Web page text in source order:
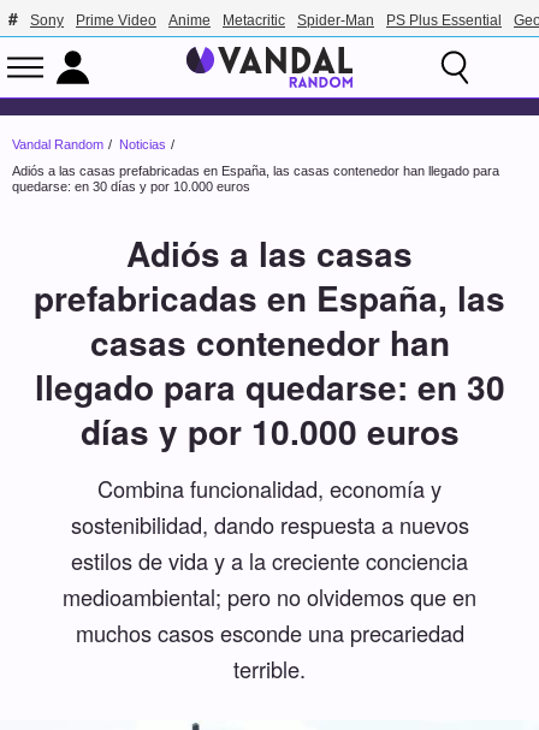
Sony Prime Video Anime Metacritic Spider-Man PS Plus Essential
Vandal Random
Noticias
Adiós a las casas prefabricadas en España, las casas contenedor han llegado para
quedarse: en 30 días y por 10.000 euros
Adiós a las casas
prefabricadas en España, las
casas contenedor han
llegado para quedarse: en 30
días y por 10.000 euros
Combina funcionalidad, economía y
sostenibilidad, dando respuesta a nuevos
estilos de vida y a la creciente conciencia
medioambiental; pero no olvidemos que en
muchos casos esconde una precariedad
terrible.